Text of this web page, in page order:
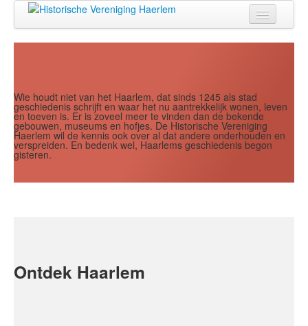
Zien
Lezen
Over ons
Wie houdt niet van het Haarlem, dat sinds 1245 als stad
geschiedenis schrijft en waar het nu aantrekkelijk wonen, leven
en toeven is. Er is zoveel meer te vinden dan de bekende
gebouwen, museums en hofjes. De Historische Vereniging
Haerlem wil de kennis ook over al dat andere onderhouden en
verspreiden. En bedenk wel, Haarlems geschiedenis begon
gisteren.
Ontdek Haarlem
Jaar Maand Jaar
Maand